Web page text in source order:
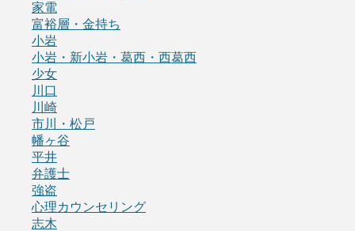
家電
富裕層・金持ち
小岩
小岩・新小岩・葛西・西葛西
少女
川口
川崎
市川・松戸
幡ヶ谷
平井
弁護士
強盗
心理カウンセリング
志木